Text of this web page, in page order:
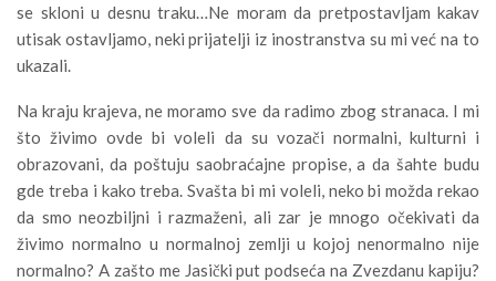
se skloni u desnu traku…Ne moram da pretpostavljam kakav
utisak ostavljamo, neki prijatelji iz inostranstva su mi već na to
ukazali.
Na kraju krajeva, ne moramo sve da radimo zbog stranaca. I mi
što živimo ovde bi voleli da su vozači normalni, kulturni i
obrazovani, da poštuju saobraćajne propise, a da šahte budu
gde treba i kako treba. Svašta bi mi voleli, neko bi možda rekao
da smo neozbiljni i razmaženi, ali zar je mnogo očekivati da
živimo normalno u normalnoj zemlji u kojoj nenormalno nije
normalno? A zašto me Jasički put podseća na Zvezdanu kapiju?